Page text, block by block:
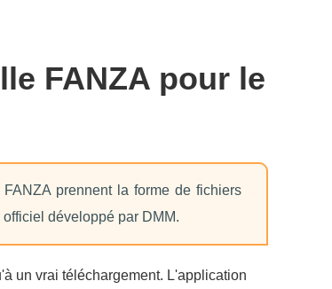
FANZA pour le
prennent la forme de fichiers
développé par DMM.
un vrai téléchargement. L'application